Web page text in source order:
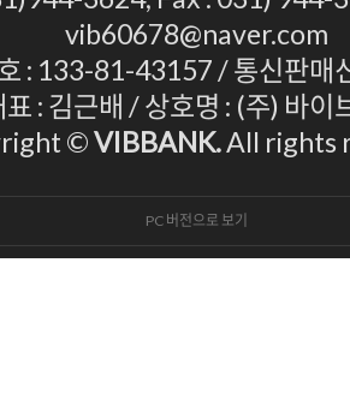
vib60678@naver.com
: 133-81-43157 / 통신판매
표 : 김근배 / 상호명 : (주) 바이
©VIBBANK.All rights
PC 버전으로 보기